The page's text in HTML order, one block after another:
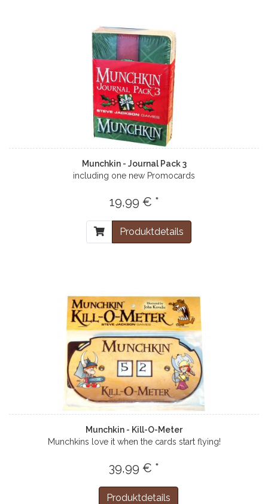
Munchkin - Journal Pack 3
including one new Promocards
19,99 € *
Produktdetails
Munchkin - Kill-O-Meter
Munchkins love it when the cards start flying!
39,99 € *
Produktdetails